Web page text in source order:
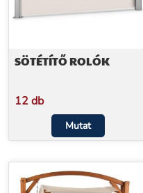
SÖTÉTÍTŐ ROLÓK
12 db
Mutat